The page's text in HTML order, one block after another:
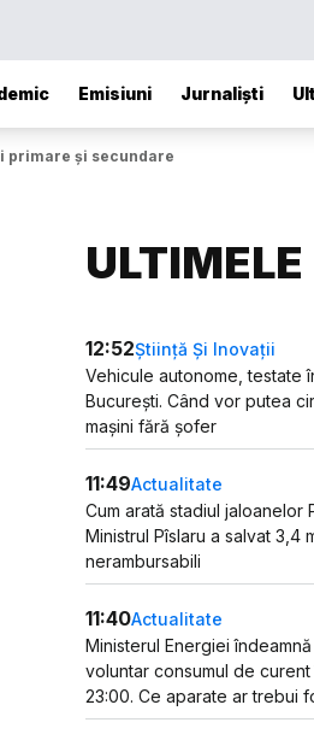
Emisiuni Jurnaliști
primare și secundare
ULTIMELE
12:52Știință Și Inovații
Vehicule autonome, testate
București. Când vor putea
mașini fără șofer
11:49Actualitate
Cum arată stadiul jaloanelor
Ministrul Pîslaru a salvat 3,4
nerambursabili
11:40Actualitate
Ministerul Energiei
voluntar consumul de
23:00. Ce aparate ar trebui